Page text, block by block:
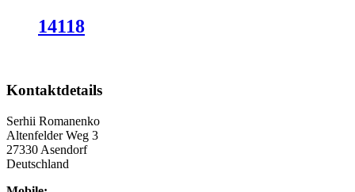
14118
Kontaktdetails
Serhii Romanenko
Altenfelder Weg 3
27330 Asendorf
Deutschland